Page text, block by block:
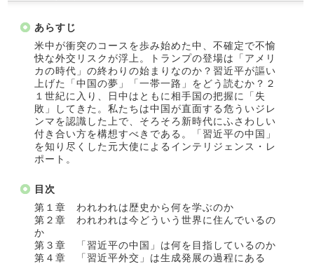
あらすじ
米中が衝突のコースを歩み始めた中、不確定で不愉
快な外交リスクが浮上。トランプの登場は「アメリ
カの時代」の終わりの始まりなのか？習近平が謳い
上げた「中国の夢」「一帯一路」をどう読むか？２
１世紀に入り、日中はともに相手国の把握に「失
敗」してきた。私たちは中国が直面する危ういジレ
ンマを認識した上で、そろそろ新時代にふさわしい
付き合い方を構想すべきである。「習近平の中国」
を知り尽くした元大使によるインテリジェンス・レ
ポート。
目次
第１章 われわれは歴史から何を学ぶのか
第２章 われわれは今どういう世界に住んでいるの
か
第３章 「習近平の中国」は何を目指しているのか
第４章 「習近平外交」は生成発展の過程にある